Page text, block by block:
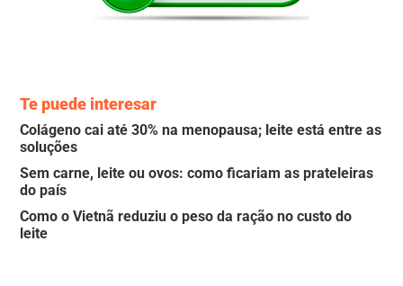
Te puede interesar
Colágeno cai até 30% na menopausa; leite está entre as
soluções
Sem carne, leite ou ovos: como ficariam as prateleiras
do país
Como o Vietnã reduziu o peso da ração no custo do
leite